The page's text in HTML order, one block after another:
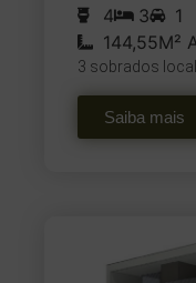
4 3
1
144,55M²
3 sobrados
Saiba mais